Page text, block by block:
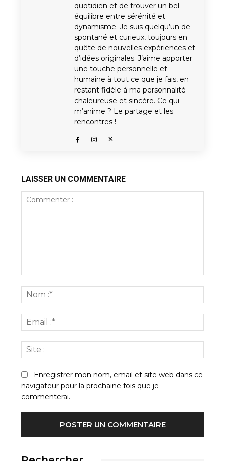
quotidien et de trouver un bel
équilibre entre sérénité et
dynamisme. Je suis quelqu’un de
spontané et curieux, toujours en
quête de nouvelles expériences et
d’idées originales. J’aime apporter
une touche personnelle et
humaine à tout ce que je fais, en
restant fidèle à ma personnalité
chaleureuse et sincère. Ce qui
m’anime ? Le partage et les
rencontres !
LAISSER UN COMMENTAIRE
Enregistrer mon nom, email et site web dans ce
navigateur pour la prochaine fois que je
commenterai.